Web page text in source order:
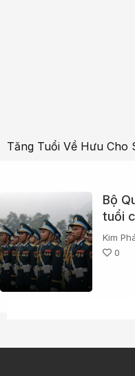
Tăng Tuổi Về Hưu Cho
Bộ
tuổi
vụ tại
Kim
0